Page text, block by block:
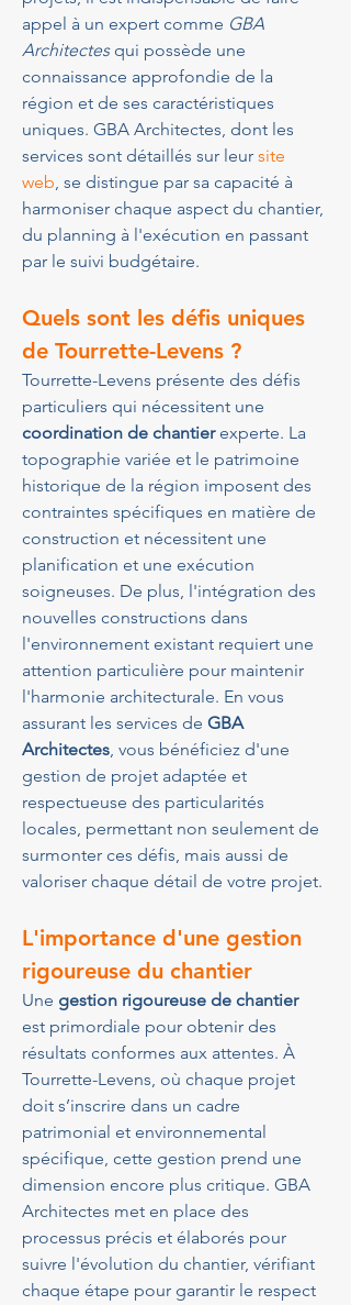
appel à un expert comme GBA
Architectes qui possède une
connaissance approfondie de la
région et de ses caractéristiques
uniques. GBA Architectes, dont les
services sont détaillés sur leur site
web, se distingue par sa capacité à
harmoniser chaque aspect du chantier,
du planning à l'exécution en passant
par le suivi budgétaire.
Quels sont les défis uniques
de Tourrette-Levens ?
Tourrette-Levens présente des défis
particuliers qui nécessitent une
coordination de chantier experte. La
topographie variée et le patrimoine
historique de la région imposent des
contraintes spécifiques en matière de
construction et nécessitent une
planification et une exécution
soigneuses. De plus, l'intégration des
nouvelles constructions dans
l'environnement existant requiert une
attention particulière pour maintenir
l'harmonie architecturale. En vous
assurant les services de GBA
Architectes, vous bénéficiez d'une
gestion de projet adaptée et
respectueuse des particularités
locales, permettant non seulement de
surmonter ces défis, mais aussi de
valoriser chaque détail de votre projet.
L'importance d'une gestion
rigoureuse du chantier
Une gestion rigoureuse de chantier
est primordiale pour obtenir des
résultats conformes aux attentes. À
Tourrette-Levens, où chaque projet
doit s’inscrire dans un cadre
patrimonial et environnemental
spécifique, cette gestion prend une
dimension encore plus critique. GBA
Architectes met en place des
processus précis et élaborés pour
suivre l'évolution du chantier, vérifiant
chaque étape pour garantir le respect